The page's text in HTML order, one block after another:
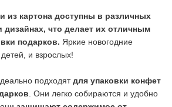
из картона доступны в различных
что делает их отличным
подарков. Яркие новогодние
и взрослых!
подходятдля упаковки конфет
. Они легко собираются и удобно